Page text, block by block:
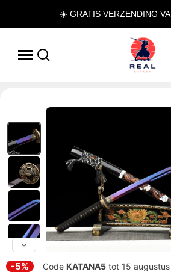
☀️ GRATIS VERZENDING
-5% Code KATANA5 tot 15